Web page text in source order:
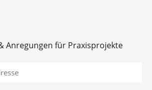
Anregungen für Praxisprojekte